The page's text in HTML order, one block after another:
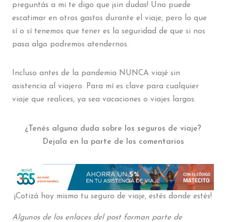
preguntás a mi te digo que ¡sin dudas! Uno puede
escatimar en otros gastos durante el viaje, pero lo que
sí o sí tenemos que tener es la seguridad de que si nos
pasa algo podremos atendernos.
Incluso antes de la pandemia NUNCA viajé sin
asistencia al viajero. Para mí es clave para cualquier
viaje que realices, ya sea vacaciones o viajes largos.
¿Tenés alguna duda sobre los seguros de viaje?
Dejala en la parte de los comentarios
¡Cotizá hoy mismo tu seguro de viaje, estés donde estés!
Algunos de los enlaces del post forman parte de